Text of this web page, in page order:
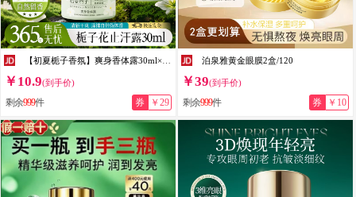
￥10.9(到手价)
剩余999件 券 ￥29
泊泉雅黄金眼膜2盒/120
￥39(到手价)
剩余999件 券 ￥10